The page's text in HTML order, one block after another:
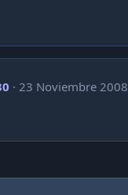
23 Noviembre 2008